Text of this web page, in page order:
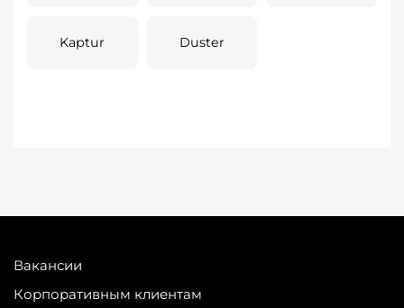
Kaptur Duster
Вакансии
Корпоративным клиентам